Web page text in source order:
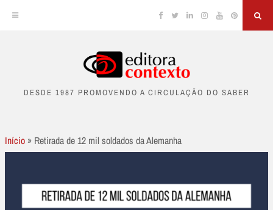
content
Facebook
TwitterLinkedinInstagram
YouTubePinterest
DESDE 1987 PROMOVENDO A CIRCULAÇÃO DO SABER
Início » Retirada de 12 mil soldados da Alemanha